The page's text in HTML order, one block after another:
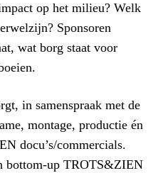
op het milieu? Welk
Sponsoren
wat borg staat voor
in samenspraak met de
montage, productie én
docu’s/commercials.
bottom-up TROTS&ZIEN